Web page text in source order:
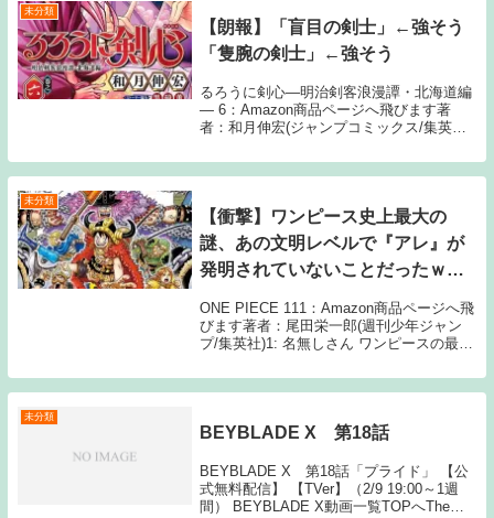
未分類
【朗報】「盲目の剣士」←強そう
「隻腕の剣士」←強そう
るろうに剣心―明治剣客浪漫譚・北海道編
― 6：Amazon商品ページへ飛びます著
者：和月伸宏(ジャンプコミックス/集英
えって強そうに見えるのか 3: 名無しさん
ハンデがあるのに生き残ってるからそ...
未分類
【衝撃】ワンピース史上最大の
謎、あの文明レベルで『アレ』が
発明されていないことだったｗｗ
ONE PIECE 111：Amazon商品ページへ飛
びます著者：尾田栄一郎(週刊少年ジャン
プ/集英社)1: 名無しさん ワンピースの最大
明されてないことだよなベガバンクならと
っくに作ってラフテル行って...
未分類
BEYBLADE X 第18話
BEYBLADE X 第18話「プライド」 【公
式無料配信】 【TVer】（2/9 19:00～1週
間） BEYBLADE X動画一覧TOPへThe